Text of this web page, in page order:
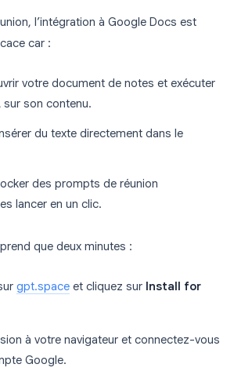
l’intégration à Google Docs est
car :
votre document de notes et exécuter
son contenu.
du texte directement dans le
des prompts de réunion
lancer en un clic.
que deux minutes :
gpt.space et cliquez sur Install for
à votre navigateur et connectez-vous
Google.